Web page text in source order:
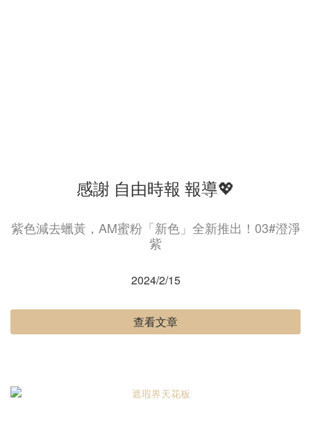
感謝 自由時報 報導💖
紫色減去蠟黃，AM蜜粉「新色」全新推出！03#澄淨
紫
2024/2/15
查看文章